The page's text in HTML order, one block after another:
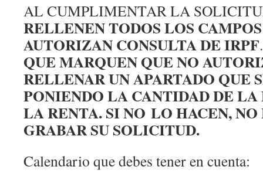
AL CUMPLIMENTAR LA
RELLENEN TODOS LOS
AUTORIZAN CONSULTA DE IRPF
QUE MARQUEN QUE NO
RELLENAR UN APARTADO QUE
PONIENDO LA CANTIDAD DE
LA RENTA. SI NO LO HACEN, NO
GRABAR SU SOLICITUD.
Calendario que debes tener en cuenta: